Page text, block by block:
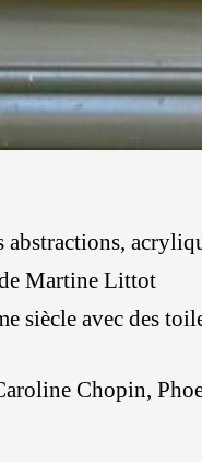
abstractions,
Martine Littot
siècle avec des
Chopin,